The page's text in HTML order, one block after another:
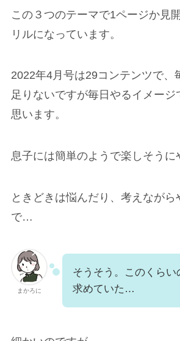
この３つのテーマで1ページか見
リルになっています。
2022年4月号は29コンテンツで、
足りないですが毎日やるイメージ
思います。
息子には簡単のようで楽しそうに
ときどきは悩んだり、考えながら
で…
まかろに
そうそう。このくらい
求めていた…